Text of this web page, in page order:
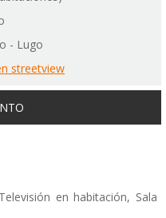
- Lugo
streetview
en habitación, Sala